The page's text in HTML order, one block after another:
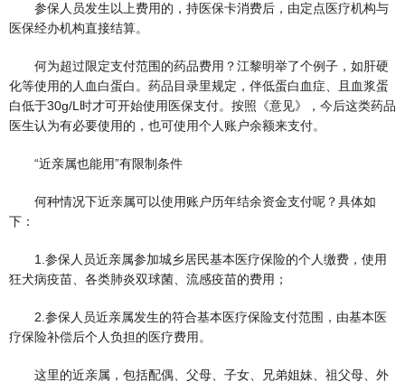
参保人员发生以上费用的，持医保卡消费后，由定点医疗机构与
医保经办机构直接结算。
何为超过限定支付范围的药品费用？江黎明举了个例子，如肝硬
化等使用的人血白蛋白。药品目录里规定，伴低蛋白血症、且血浆蛋
白低于30g/L时才可开始使用医保支付。按照《意见》，今后这类药品
医生认为有必要使用的，也可使用个人账户余额来支付。
“近亲属也能用”有限制条件
何种情况下近亲属可以使用账户历年结余资金支付呢？具体如
下：
1.参保人员近亲属参加城乡居民基本医疗保险的个人缴费，使用
狂犬病疫苗、各类肺炎双球菌、流感疫苗的费用；
2.参保人员近亲属发生的符合基本医疗保险支付范围，由基本医
疗保险补偿后个人负担的医疗费用。
这里的近亲属，包括配偶、父母、子女、兄弟姐妹、祖父母、外